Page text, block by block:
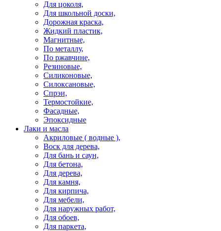
Для цоколя,
Для школьной доски,
Дорожная краска,
Жидкий пластик,
Магнитные,
По металлу,
По ржавчине,
Резиновые,
Силиконовые,
Силоксановые,
Спрэи,
Термостойкие,
Фасадные,
Эпоксидные
Лаки и масла
Акриловые ( водные ),
Воск для дерева,
Для бань и саун,
Для бетона,
Для дерева,
Для камня,
Для кирпича,
Для мебели,
Для наружных работ,
Для обоев,
Для паркета,